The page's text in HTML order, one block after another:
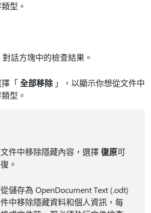
型。
對話方塊中的檢查結果。
「全部移除」，以顯示你想從文件中
型。
件中移除隱藏內容，選擇復原可
。
儲存為 OpenDocument Text (.odt)
中移除隱藏資料和個人資訊，每